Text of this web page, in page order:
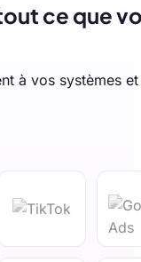
ce que
à vos systèmes et